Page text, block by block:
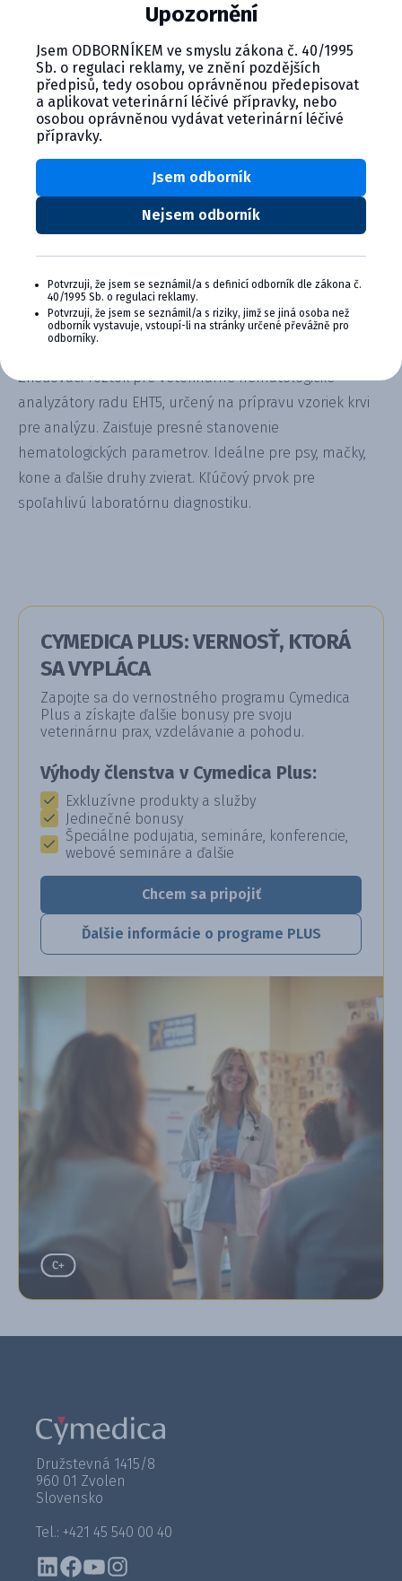
Element HT5 Diluent
Kód:
C00485
Balenie
2 x 5,5 l
Lieková forma:
roztok
Spôsob použitia:
Antech spotřební
materiál
Hematologická
diagnostika
Koně, Kozy, Mačky,
Ošípané, Ostatné,
Ovce, Psy
Zrieďovací roztok pre veterinárne hematologické
analyzátory radu EHT5, určený na prípravu vzoriek krvi
pre analýzu. Zaisťuje presné stanovenie
hematologických parametrov. Ideálne pre psy, mačky,
kone a ďalšie druhy zvierat. Kľúčový prvok pre
spoľahlivú laboratórnu diagnostiku.
CYMEDICA PLUS: VERNOSŤ, KTORÁ
SA VYPLÁCA
Zapojte sa do vernostného programu Cymedica
Plus a získajte ďalšie bonusy pre svoju
veterinárnu prax, vzdelávanie a pohodu.
Výhody členstva v Cymedica Plus:
Exkluzívne produkty a služby
Jedinečné bonusy
Špeciálne podujatia, semináre, konferencie,
webové semináre a ďalšie
Chcem sa pripojiť
Ďalšie informácie o programe PLUS
Družstevná 1415/8
960 01 Zvolen
Slovensko
Tel.: +421 45 540 00 40
Upozornění
Jsem ODBORNÍKEM ve smyslu zákona č. 40/1995
Sb. o regulaci reklamy, ve znění pozdějších
předpisů, tedy osobou oprávněnou předepisovat
a aplikovat veterinární léčivé přípravky, nebo
osobou oprávněnou vydávat veterinární léčivé
přípravky.
Nejsem odborník
Jsem odborník
Potvrzuji, že jsem se seznámil/a s definicí odborník dle zákona č.
40/1995 Sb. o regulaci reklamy.
Potvrzuji, že jsem se seznámil/a s riziky, jimž se jiná osoba než
odborník vystavuje, vstoupí-li na stránky určené převážně pro
odborníky.